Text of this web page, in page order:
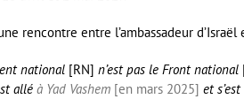
rencontre entre l’ambassadeur
national [RN] n’est pas le Front national
allé à Yad Vashem [en mars 2025] et